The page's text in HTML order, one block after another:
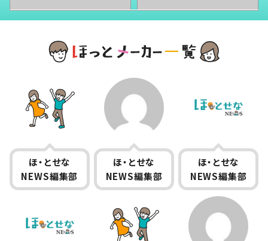
ほ・とせな
NEWS編集部
ほ・とせな
NEWS編集部
ほ・とせな
NEWS編集部